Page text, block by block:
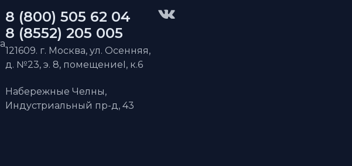
8 (800) 505 62 04
8 (8552) 205 005
121609. г. Москва, ул. Осенняя,
д. №23, э. 8, помещениеI, к.6
Набережные Челны,
Индустриальный пр-д, 43